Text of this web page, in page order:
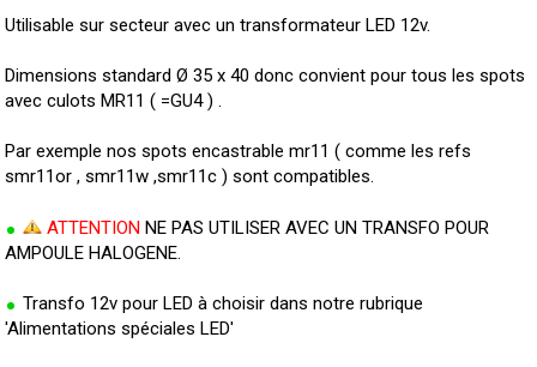
Utilisable sur secteur avec un transformateur LED 12v.
Dimensions standard Ø 35 x 40 donc convient pour tous les spots
avec culots MR11 ( =GU4 ) .
Par exemple nos spots encastrable mr11 ( comme les refs
smr11or , smr11w ,smr11c ) sont compatibles.
ATTENTION NE PAS UTILISER AVEC UN TRANSFO POUR
AMPOULE HALOGENE.
Transfo 12v pour LED à choisir dans notre rubrique
'Alimentations spéciales LED'